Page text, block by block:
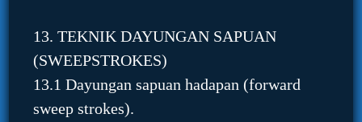
13. TEKNIK DAYUNGAN SAPUAN
(SWEEPSTROKES)
13.1 Dayungan sapuan hadapan (forward
sweep strokes).